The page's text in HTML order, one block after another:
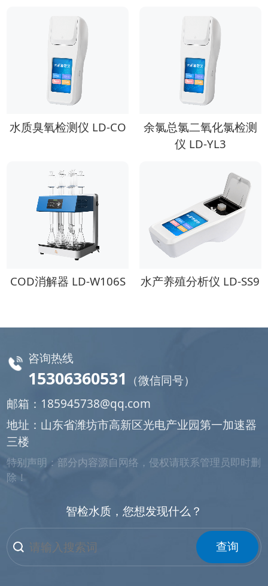
水质臭氧检测仪 LD-CO
余氯总氯二氧化氯检测
仪 LD-YL3
COD消解器 LD-W106S 水产养殖分析仪 LD-SS9
咨询热线
15306360531
（微信同号）
邮箱： 185945738@qq.com
地址：山东省潍坊市高新区光电产业园第一加速器
三楼
特别声明：部分内容源自网络，侵权请联系管理员即时删
除！
智检水质，您想发现什么？
查询